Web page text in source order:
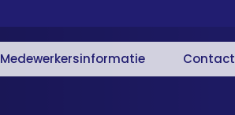
Medewerkersinformatie Contact